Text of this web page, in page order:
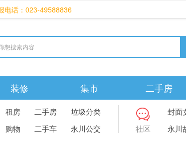
电话：023-49588836
装修 集市 二手房
租房 二手房
垃圾分类
购物 二手车 永川公交 社区
封面
永川